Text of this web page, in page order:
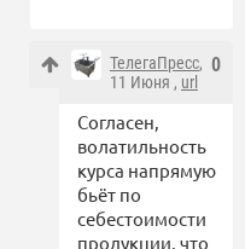
0
ТелегаПресс,
11 Июня , url
Согласен,
волатильность
курса напрямую
бьёт по
себестоимости
продукции, что